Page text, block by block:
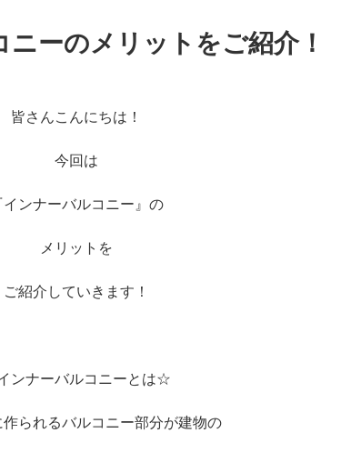
ーのメリットをご紹介！
皆さんこんにちは！
今回は
インナーバルコニー』の
メリットを
ご紹介していきます！
ンナーバルコニーとは☆
作られるバルコニー部分が建物の